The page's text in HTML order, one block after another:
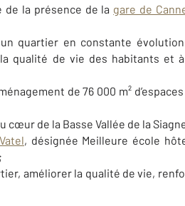
de la présence de la gare de
quartier en constante
qualité de vie des habitants et
de 76 000 m²
cœur de la Basse Vallée de la
, désignée Meilleure école
;
améliorer la qualité de vie,